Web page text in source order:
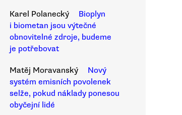
Karel Polanecký
Bioplyn
i biometan jsou výtečné
obnovitelné zdroje, budeme
je potřebovat
Matěj Moravanský
Nový
systém emisních povolenek
selže, pokud náklady ponesou
obyčejní lidé